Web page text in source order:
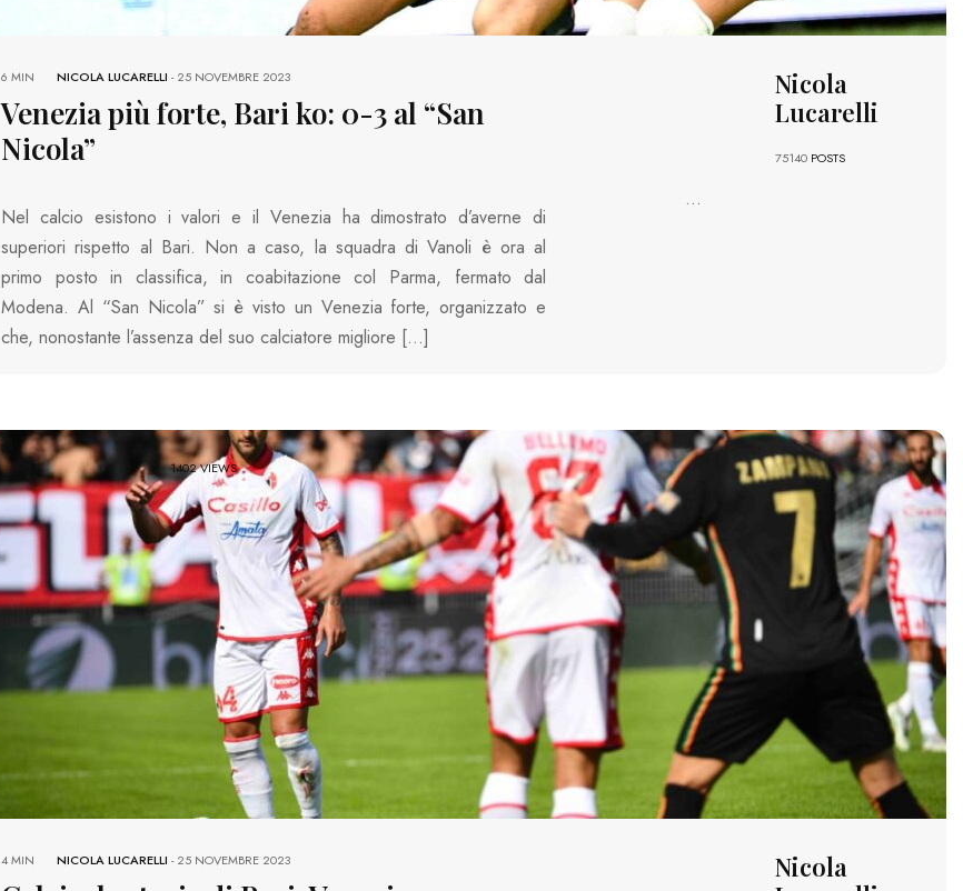
NICOLA LUCARELLI -25 NOVEMBRE 2023
6 MIN
Venezia più forte, Bari ko: 0-3 al “San
Nicola”
Nel calcio esistono i valori e il Venezia ha dimostrato d’averne di
superiori rispetto al Bari. Non a caso, la squadra di Vanoli è ora al
primo posto in classifica, in coabitazione col Parma, fermato dal
Modena. Al “San Nicola” si è visto un Venezia forte, organizzato e
che, nonostante l’assenza del suo calciatore migliore […]
Nicola
Lucarelli
75140 POSTS
...
1402 VIEWS
NICOLA LUCARELLI -25 NOVEMBRE 2023
4 MIN
Nicola